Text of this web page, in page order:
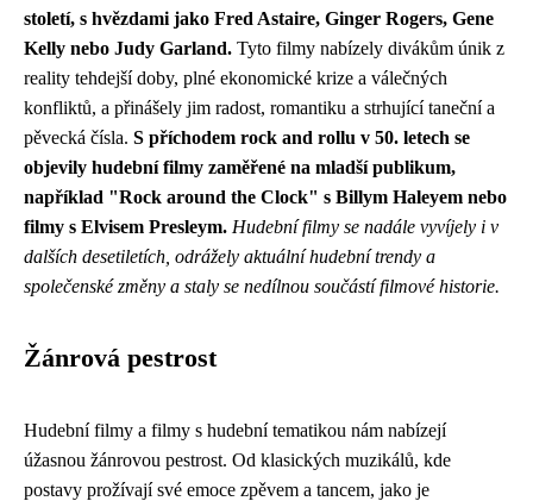
století, s hvězdami jako Fred Astaire, Ginger Rogers, Gene
Kelly nebo Judy Garland. Tyto filmy nabízely divákům únik z
reality tehdejší doby, plné ekonomické krize a válečných
konfliktů, a přinášely jim radost, romantiku a strhující taneční a
pěvecká čísla. S příchodem rock and rollu v 50. letech se
objevily hudební filmy zaměřené na mladší publikum,
například "Rock around the Clock" s Billym Haleyem nebo
filmy s Elvisem Presleym. Hudební filmy se nadále vyvíjely i v
dalších desetiletích, odrážely aktuální hudební trendy a
společenské změny a staly se nedílnou součástí filmové historie.
Žánrová pestrost
Hudební filmy a filmy s hudební tematikou nám nabízejí
úžasnou žánrovou pestrost. Od klasických muzikálů, kde
postavy prožívají své emoce zpěvem a tancem, jako je